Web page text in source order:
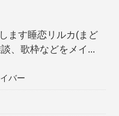
ます睡恋リルカ(まど
、歌枠などをメイ...
バー